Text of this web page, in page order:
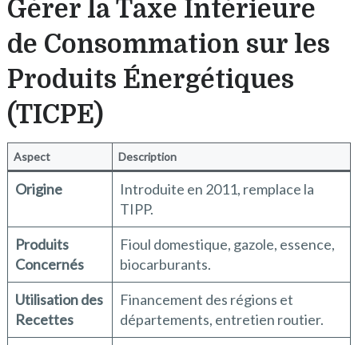
Gérer la Taxe Intérieure
de Consommation sur les
Produits Énergétiques
(TICPE)
Aspect Description
Origine
Introduite en 2011, remplace la
TIPP.
Produits
Concernés
Fioul domestique, gazole, essence,
biocarburants.
Utilisation des
Recettes
Financement des régions et
départements, entretien routier.